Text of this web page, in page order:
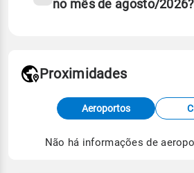
no mês de agosto/2026?
Fonte: dados combinados de
meteorológicas e satélite do
de Tempo e Estudos
Proximidades
Aeroportos
Não há informações de